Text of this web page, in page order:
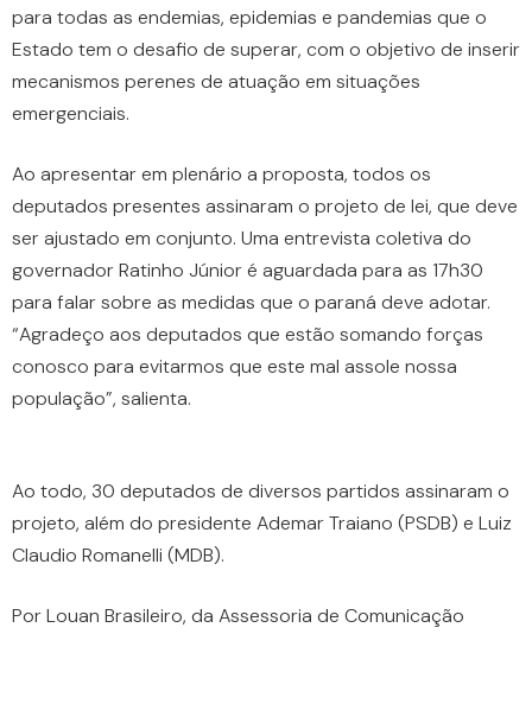
para todas as endemias, epidemias e pandemias que o
Estado tem o desafio de superar, com o objetivo de inserir
mecanismos perenes de atuação em situações
emergenciais.
Ao apresentar em plenário a proposta, todos os
deputados presentes assinaram o projeto de lei, que deve
ser ajustado em conjunto. Uma entrevista coletiva do
governador Ratinho Júnior é aguardada para as 17h30
para falar sobre as medidas que o paraná deve adotar.
“Agradeço aos deputados que estão somando forças
conosco para evitarmos que este mal assole nossa
população”, salienta.
Ao todo, 30 deputados de diversos partidos assinaram o
projeto, além do presidente Ademar Traiano (PSDB) e Luiz
Claudio Romanelli (MDB).
Por Louan Brasileiro, da Assessoria de Comunicação